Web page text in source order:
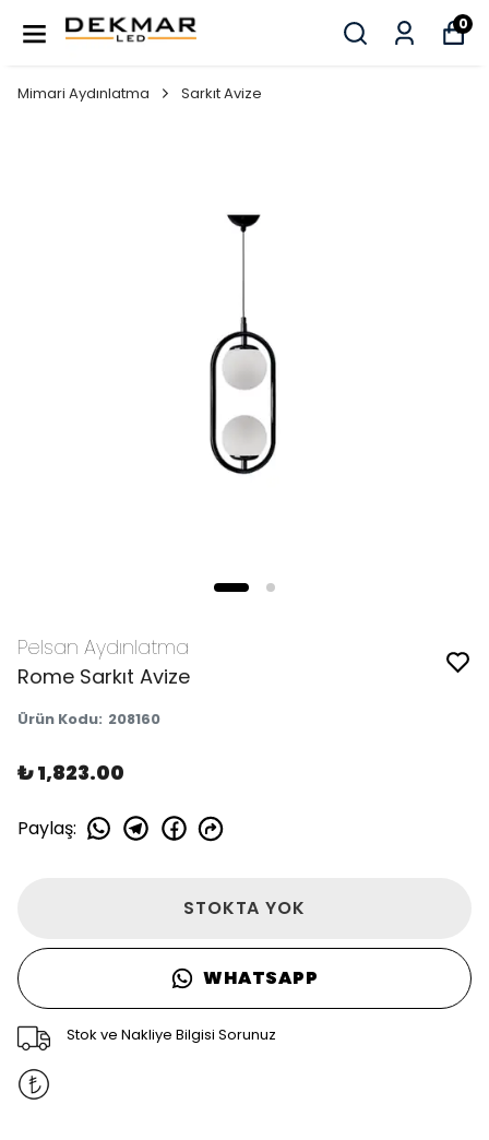
0
Mimari Aydınlatma Sarkıt Avize
Pelsan Aydınlatma
Rome Sarkıt Avize
Ürün Kodu: 208160
₺ 1,823.00
Paylaş:
STOKTA YOK
WHATSAPP
Stok ve Nakliye Bilgisi Sorunuz